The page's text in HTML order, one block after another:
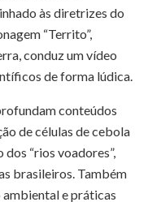
às diretrizes do
“Territo”,
conduz um vídeo
de forma lúdica.
conteúdos
de células de cebola
“rios voadores”,
brasileiros. Também
ambiental e práticas